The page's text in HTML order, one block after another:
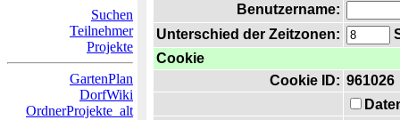
Suchen
Teilnehmer
Projekte
GartenPlan
DorfWiki
OrdnerProjekte_alt
Benutzername:
Unterschied der Zeitzonen:
Cookie
Cookie ID: 961026